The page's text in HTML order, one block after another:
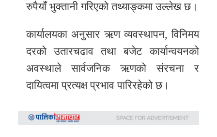
रुपैयाँ भुक्तानी गरिएको तथ्याङ्कमा उल्लेख छ।
कार्यालयका अनुसार ऋण व्यवस्थापन, विनिमय
दरको उतारचढाव तथा बजेट कार्यान्वयनको
अवस्थाले सार्वजनिक ऋणको संरचना र
दायित्वमा प्रत्यक्ष प्रभाव पारिरहेको छ।